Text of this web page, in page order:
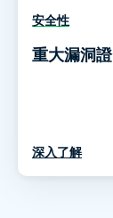
安全性
重大漏洞
深入了解